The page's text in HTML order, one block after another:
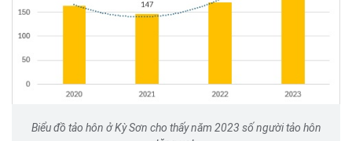
Biểu đồ tảo hôn ở Kỳ Sơn cho thấy năm 2023 số người tảo hôn